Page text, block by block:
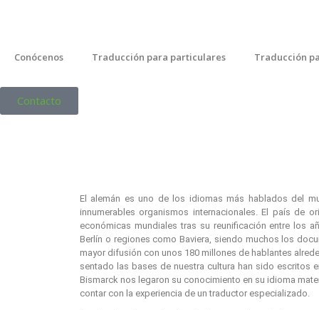
Conócenos
Traducción para particulares Traducción
Contacto
El alemán es uno de los idiomas más hablados del
innumerables organismos internacionales. El país de
económicas mundiales tras su reunificación entre los
Berlín o regiones como Baviera, siendo muchos los
mayor difusión con unos 180 millones de hablantes
sentado las bases de nuestra cultura han sido escritos
Bismarck nos legaron su conocimiento en su idioma
contar con la experiencia de un traductor especializado.